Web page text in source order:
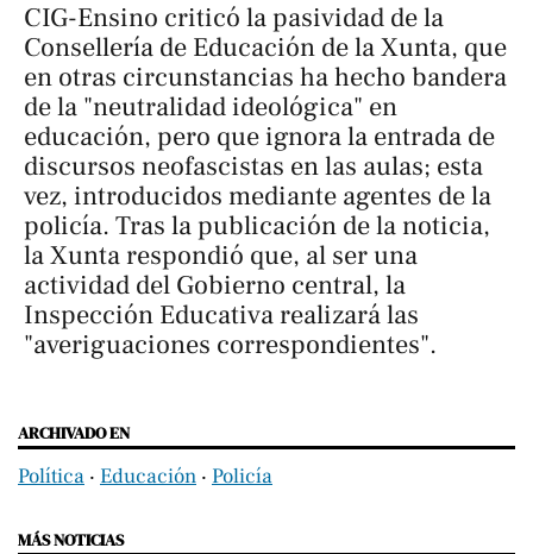
CIG-Ensino criticó la pasividad de la
Consellería de Educación de la Xunta, que
en otras circunstancias ha hecho bandera
de la "neutralidad ideológica" en
educación, pero que ignora la entrada de
discursos neofascistas en las aulas; esta
vez, introducidos mediante agentes de la
policía. Tras la publicación de la noticia,
la Xunta respondió que, al ser una
actividad del Gobierno central, la
Inspección Educativa realizará las
"averiguaciones correspondientes".
ARCHIVADO EN
Política ‧ Educación ‧ Policía
MÁS NOTICIAS